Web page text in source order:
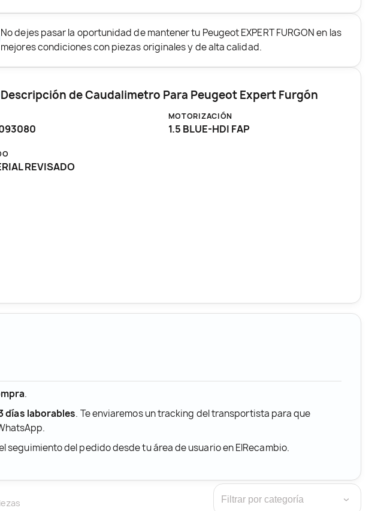
No dejes pasar la oportunidad de mantener tu Peugeot EXPERT FURGON en las
mejores condiciones con piezas originales y de alta calidad.
Descripción de Caudalimetro Para Peugeot Expert Furgón
MOTORIZACIÓN
1.5 BLUE-HDI FAP
REVISADO
.
días laborables. Te enviaremos un tracking del transportista para que
del pedido desde tu área de usuario en ElRecambio.
›